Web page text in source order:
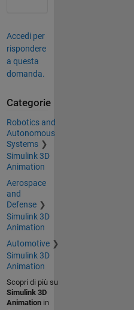
Accedi per
rispondere
a questa
domanda.
Categorie
Robotics and
Autonomous
Systems
Simulink 3D
Animation
Aerospace
and
Defense
Simulink 3D
Animation
Automotive
Simulink 3D
Animation
Scopri di più su
Simulink 3D
Animationin